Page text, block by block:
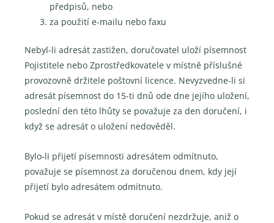
předpisů, nebo
za použití e-mailu nebo faxu
Nebyl-li adresát zastižen, doručovatel uloží písemnost
Pojistitele nebo Zprostředkovatele v místně příslušné
provozovně držitele poštovní licence. Nevyzvedne-li si
adresát písemnost do 15-ti dnů ode dne jejího uložení,
poslední den této lhůty se považuje za den doručení, i
když se adresát o uložení nedověděl.
Bylo-li přijetí písemnosti adresátem odmítnuto,
považuje se písemnost za doručenou dnem, kdy její
přijetí bylo adresátem odmítnuto.
Pokud se adresát v místě doručení nezdržuje, aniž o